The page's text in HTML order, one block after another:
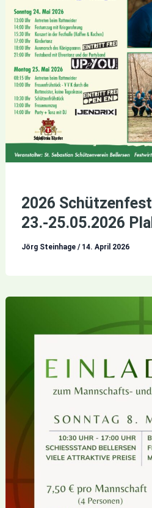
2026
23.-25.05.2026
Jörg Steinhage / 14. April 2026